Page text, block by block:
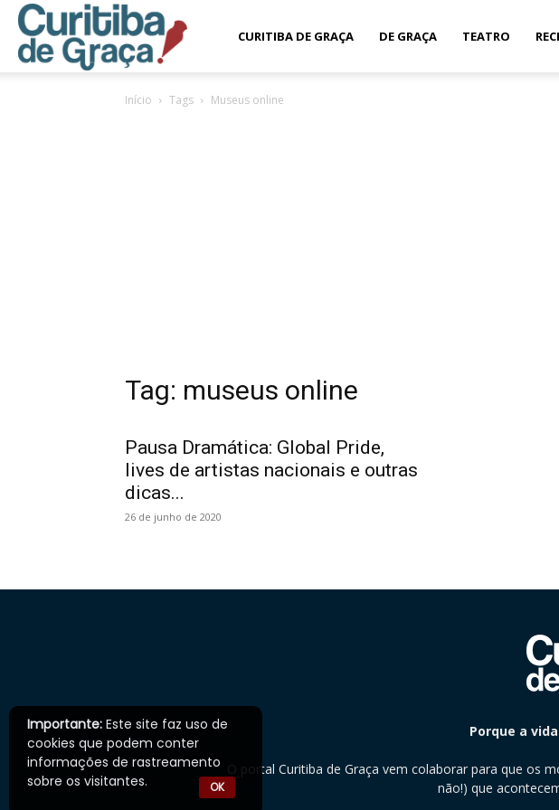
Curitiba
de
CURITIBA DE GRAÇA DE GRAÇA TEATRO
Início Tags Museus online
Tag: museus online
Pausa Dramática: Global Pride,
lives de artistas nacionais e outras
dicas...
26 de junho de 2020
Porque a
O portal Curitiba de Graça vem colaborar para que
não!) que
Importante: Este site faz uso de
cookies que podem conter
informações de rastreamento
sobre os visitantes.
OK